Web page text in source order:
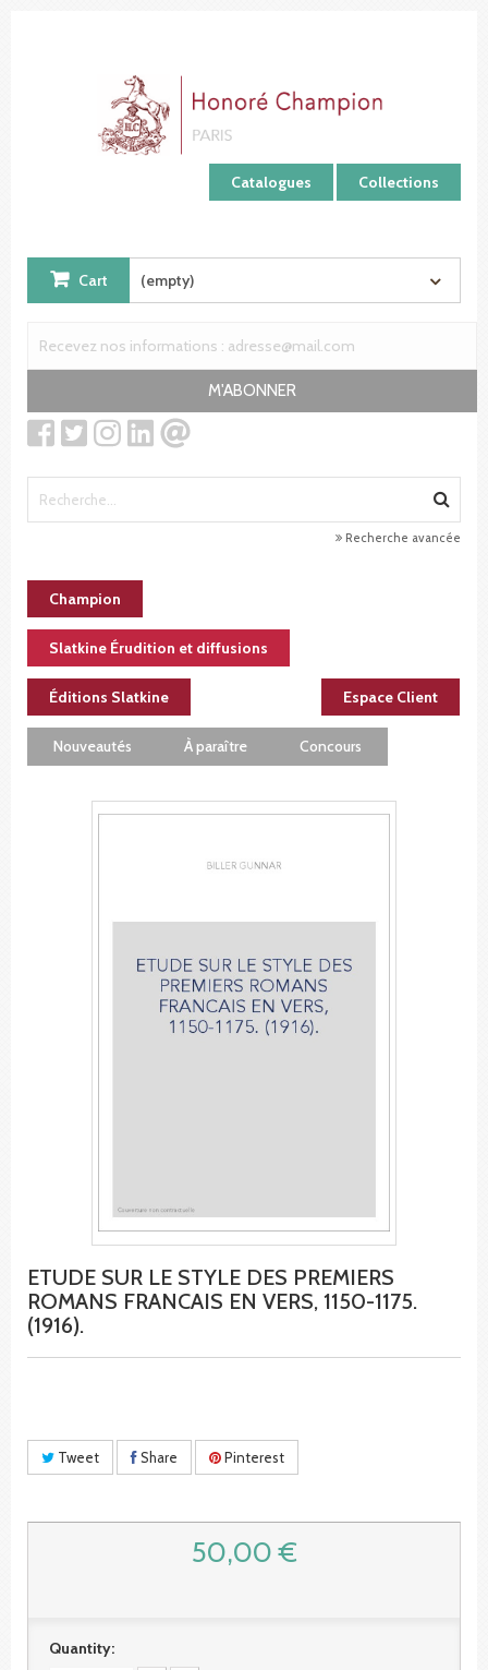
Catalogues Collections
Cart (empty)
M'ABONNER
Recherche avancée
Champion
Slatkine Érudition et diffusions
Éditions Slatkine Espace Client
Nouveautés À paraître Concours
ETUDE SUR LE STYLE DES PREMIERS
ROMANS FRANCAIS EN VERS, 1150-1175.
(1916).
Tweet Share Pinterest
50,00 €
Quantity: